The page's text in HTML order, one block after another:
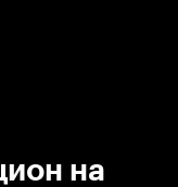
на